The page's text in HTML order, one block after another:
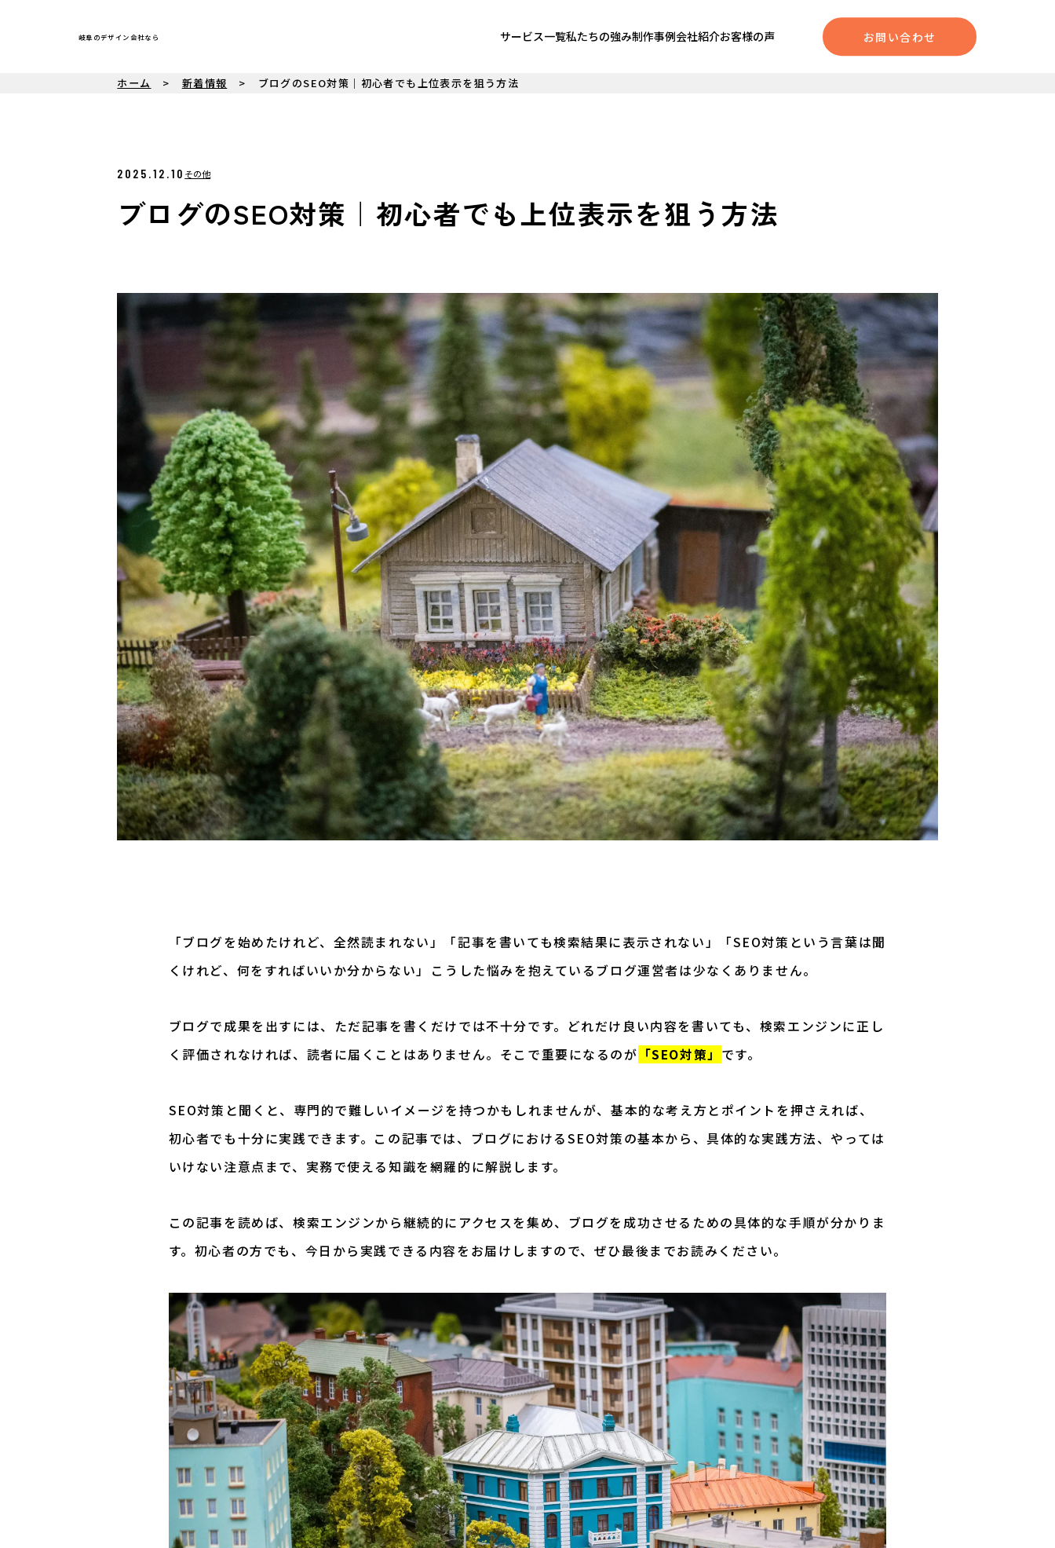
岐阜のデザイン会社なら お問い合わせ
サービス一覧私たちの強み制作事例会社紹介お客様の声
ホーム 新着情報 ブログのSEO対策｜初心者でも上位表示を狙う方法
2025.12.10 その他
ブログのSEO対策｜初心者でも上位表示を狙う方法
「ブログを始めたけれど、全然読まれない」「記事を書いても検索結果に表示されない」「SEO対策という言葉は聞
くけれど、何をすればいいか分からない」――こうした悩みを抱えているブログ運営者は少なくありません。
ブログで成果を出すには、ただ記事を書くだけでは不十分です。どれだけ良い内容を書いても、検索エンジンに正し
く評価されなければ、読者に届くことはありません。そこで重要になるのが 「SEO対策」 です。
SEO対策と聞くと、専門的で難しいイメージを持つかもしれませんが、基本的な考え方とポイントを押さえれば、
初心者でも十分に実践できます。この記事では、ブログにおけるSEO対策の基本から、具体的な実践方法、やっては
いけない注意点まで、実務で使える知識を網羅的に解説します。
この記事を読めば、検索エンジンから継続的にアクセスを集め、ブログを成功させるための具体的な手順が分かりま
す。初心者の方でも、今日から実践できる内容をお届けしますので、ぜひ最後までお読みください。